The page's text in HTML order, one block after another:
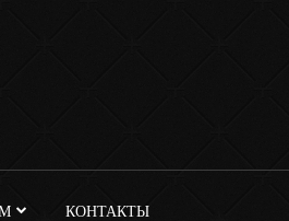
КОНТАКТЫ